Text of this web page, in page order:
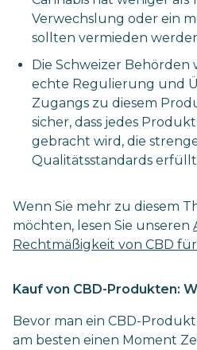
Verwechslung oder ein
sollten vermieden
Die Schweizer Behörden
echte Regulierung und
Zugangs zu diesem
sicher, dass jedes
gebracht wird, die
Qualitätsstandards
Wenn Sie mehr zu diesem
möchten, lesen Sie unseren
Rechtmäßigkeit von CBD
Kauf von CBD-Produkten:
Bevor man ein CBD-
am besten einen Moment